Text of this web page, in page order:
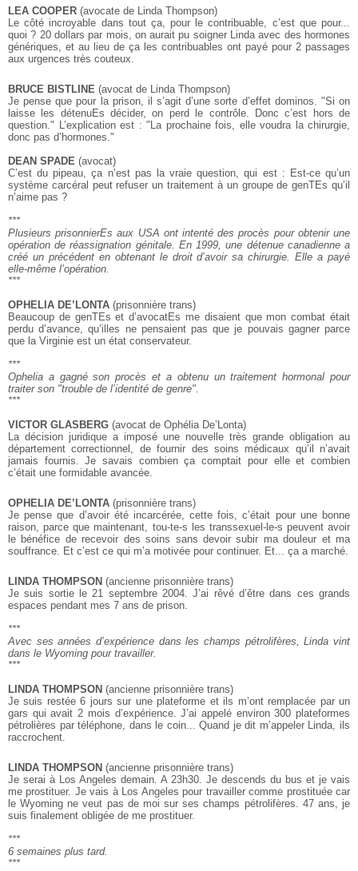
LEA COOPER (avocate de Linda Thompson)
Le côté incroyable dans tout ça, pour le contribuable, c’est que pour...
quoi ? 20 dollars par mois, on aurait pu soigner Linda avec des hormones
génériques, et au lieu de ça les contribuables ont payé pour 2 passages
aux urgences très couteux.
BRUCE BISTLINE (avocat de Linda Thompson)
Je pense que pour la prison, il s’agit d’une sorte d’effet dominos. "Si on
laisse les détenuEs décider, on perd le contrôle. Donc c’est hors de
question." L’explication est : "La prochaine fois, elle voudra la chirurgie,
donc pas d’hormones."
DEAN SPADE (avocat)
C’est du pipeau, ça n’est pas la vraie question, qui est : Est-ce qu’un
système carcéral peut refuser un traitement à un groupe de genTEs qu’il
n’aime pas ?
***
Plusieurs prisonnierEs aux USA ont intenté des procès pour obtenir une
opération de réassignation génitale. En 1999, une détenue canadienne a
créé un précédent en obtenant le droit d’avoir sa chirurgie. Elle a payé
elle-même l’opération.
***
OPHELIA DE’LONTA (prisonnière trans)
Beaucoup de genTEs et d’avocatEs me disaient que mon combat était
perdu d’avance, qu’illes ne pensaient pas que je pouvais gagner parce
que la Virginie est un état conservateur.
***
Ophelia a gagné son procès et a obtenu un traitement hormonal pour
traiter son "trouble de l’identité de genre".
***
VICTOR GLASBERG (avocat de Ophélia De’Lonta)
La décision juridique a imposé une nouvelle très grande obligation au
département correctionnel, de fournir des soins médicaux qu’il n’avait
jamais fournis. Je savais combien ça comptait pour elle et combien
c’était une formidable avancée.
OPHELIA DE’LONTA (prisonnière trans)
Je pense que d’avoir été incarcérée, cette fois, c’était pour une bonne
raison, parce que maintenant, tou-te-s les transsexuel-le-s peuvent avoir
le bénéfice de recevoir des soins sans devoir subir ma douleur et ma
souffrance. Et c’est ce qui m’a motivée pour continuer. Et... ça a marché.
LINDA THOMPSON (ancienne prisonnière trans)
Je suis sortie le 21 septembre 2004. J’ai rêvé d’être dans ces grands
espaces pendant mes 7 ans de prison.
***
Avec ses années d’expérience dans les champs pétrolifères,Linda vint
dans le Wyoming pour travailler.
***
LINDA THOMPSON (ancienne prisonnière trans)
Je suis restée 6 jours sur une plateforme et ils m’ont remplacée par un
gars qui avait 2 mois d’expérience. J’ai appelé environ 300 plateformes
pétrolières par téléphone, dans le coin... Quand je dit m’appeler Linda, ils
raccrochent.
LINDA THOMPSON (ancienne prisonnière trans)
Je serai à Los Angeles demain. A 23h30. Je descends du bus et je vais
me prostituer. Je vais à Los Angeles pour travailler comme prostituée car
le Wyoming ne veut pas de moi sur ses champs pétrolifères. 47 ans, je
suis finalement obligée de me prostituer.
***
6 semaines plus tard.
***